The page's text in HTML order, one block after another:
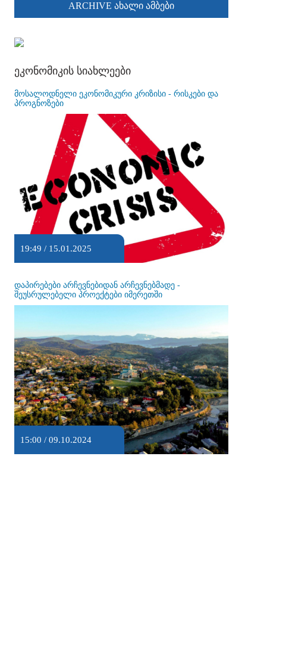
ARCHIVE ახალი ამბები
ეკონომიკის სიახლეები
მოსალოდნელი ეკონომიკური კრიზისი - რისკები და
პროგნოზები
19:49 / 15.01.2025
დაპირებები არჩევნებიდან არჩევნებმადე -
შეუსრულებელი პროექტები იმერეთში
15:00 / 09.10.2024